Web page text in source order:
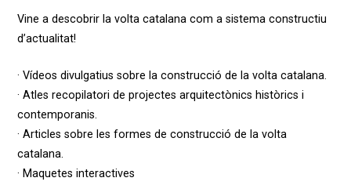
Vine a descobrir la volta catalana com a sistema constructiu
d’actualitat!
· Vídeos divulgatius sobre la construcció de la volta catalana.
· Atles recopilatori de projectes arquitectònics històrics i
contemporanis.
· Articles sobre les formes de construcció de la volta
catalana.
· Maquetes interactives